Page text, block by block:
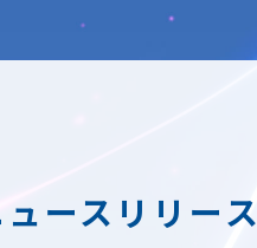
ュースリリース